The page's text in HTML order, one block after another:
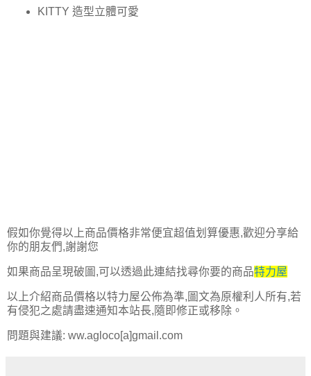
KITTY 造型立體可愛
假如你覺得以上商品價格非常便宜超值划算優惠,歡迎分享給
你的朋友們,謝謝您
如果商品呈現破圖,可以透過此連結找尋你要的商品特力屋
以上介紹商品價格以特力屋公佈為準,圖文為原權利人所有,若
有侵犯之處請盡速通知本站長,隨即修正或移除。
問題與建議: ww.agloco[a]gmail.com